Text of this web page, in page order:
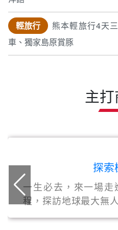
輕旅行
熊本輕旅行4天
車、獨家島原賞豚
主
探索
一生必去，來一場
程，探訪地球最大無